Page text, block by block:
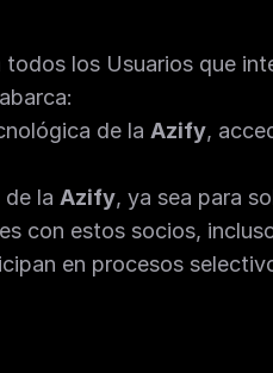
los Usuarios que
de la Azify,
la Azify, ya sea para
con estos socios,
en procesos